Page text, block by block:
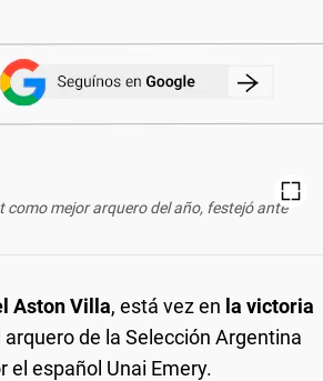
como mejor arquero del año, festejó ante
Aston Villa, está vez en la victoria
arquero de la Selección Argentina
español Unai Emery.